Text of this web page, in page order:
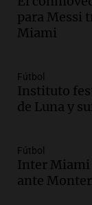
Audio.
firmó
contrato
Audio.
Messi
Audio.
Jorge
para Messi
Miami
Fútbol
Instituto
de Luna y
Fútbol
Inter Miami
ante